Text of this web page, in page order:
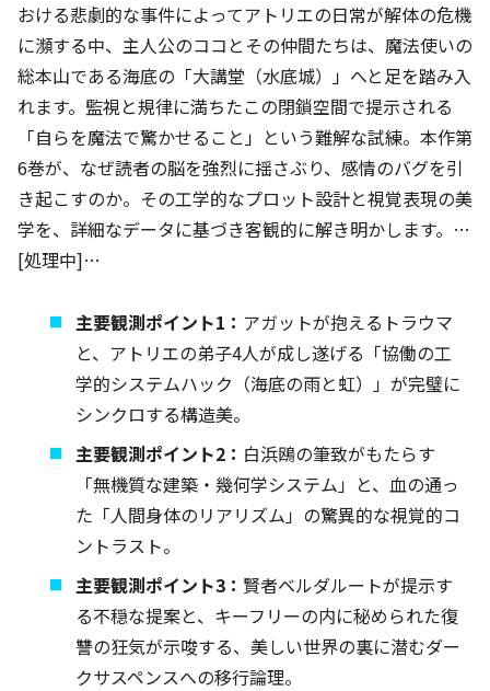
おける悲劇的な事件によってアトリエの日常が解体の危機
に瀕する中、主人公のココとその仲間たちは、魔法使いの
総本山である海底の「大講堂（水底城）」へと足を踏み入
れます。監視と規律に満ちたこの閉鎖空間で提示される
「自らを魔法で驚かせること」という難解な試練。本作第
6巻が、なぜ読者の脳を強烈に揺さぶり、感情のバグを引
き起こすのか。その工学的なプロット設計と視覚表現の美
学を、詳細なデータに基づき客観的に解き明かします。…
[処理中]…
主要観測ポイント1： アガットが抱えるトラウマ
と、アトリエの弟子4人が成し遂げる「協働の工
学的システムハック（海底の雨と虹）」が完璧に
シンクロする構造美。
主要観測ポイント2： 白浜鴎の筆致がもたらす
「無機質な建築・幾何学システム」と、血の通っ
た「人間身体のリアリズム」の驚異的な視覚的コ
ントラスト。
主要観測ポイント3： 賢者ベルダルートが提示す
る不穏な提案と、キーフリーの内に秘められた復
讐の狂気が示唆する、美しい世界の裏に潜むダー
クサスペンスへの移行論理。